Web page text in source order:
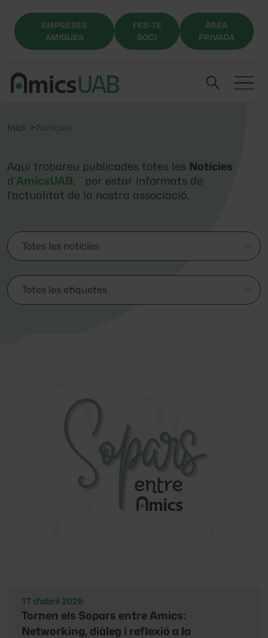
EMPRESES
AMIGUES
FES-TE
SOCI
ÀREA
PRIVADA
Inici Notícies
Aquí trobareu publicades totes les Notícies
d’AmicsUAB, per estar informats de
l'actualitat de la nostra associació.
17 d'abril 2026
Tornen els Sopars entre Amics:
Networking, diàleg i reflexió a la